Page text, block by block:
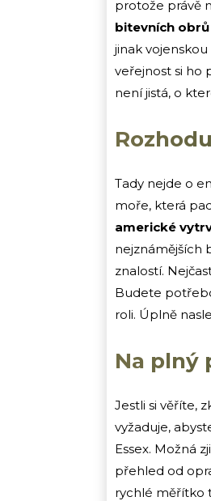
protože právě
bitevních obrů
jinak
veřejnost si ho
není jistá, o
Tady nejde o
moře, která
americké
nejznámějších
znalostí.
Budete
roli. Úplně
Na plný
Jestli si věříte,
vyžaduje,
Essex. Možná
přehled od
rychlé měřítko